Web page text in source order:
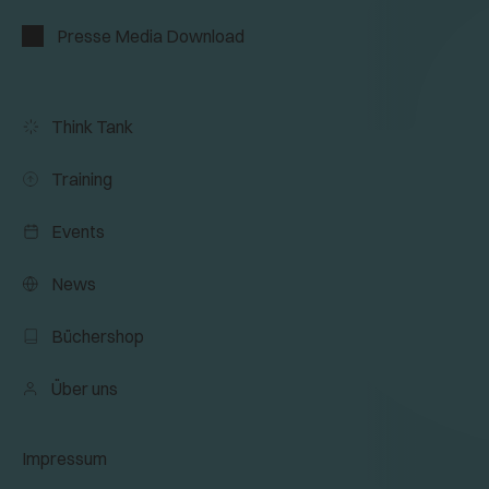
Presse Media Download
Think Tank
Training
Events
News
Büchershop
Über uns
Impressum